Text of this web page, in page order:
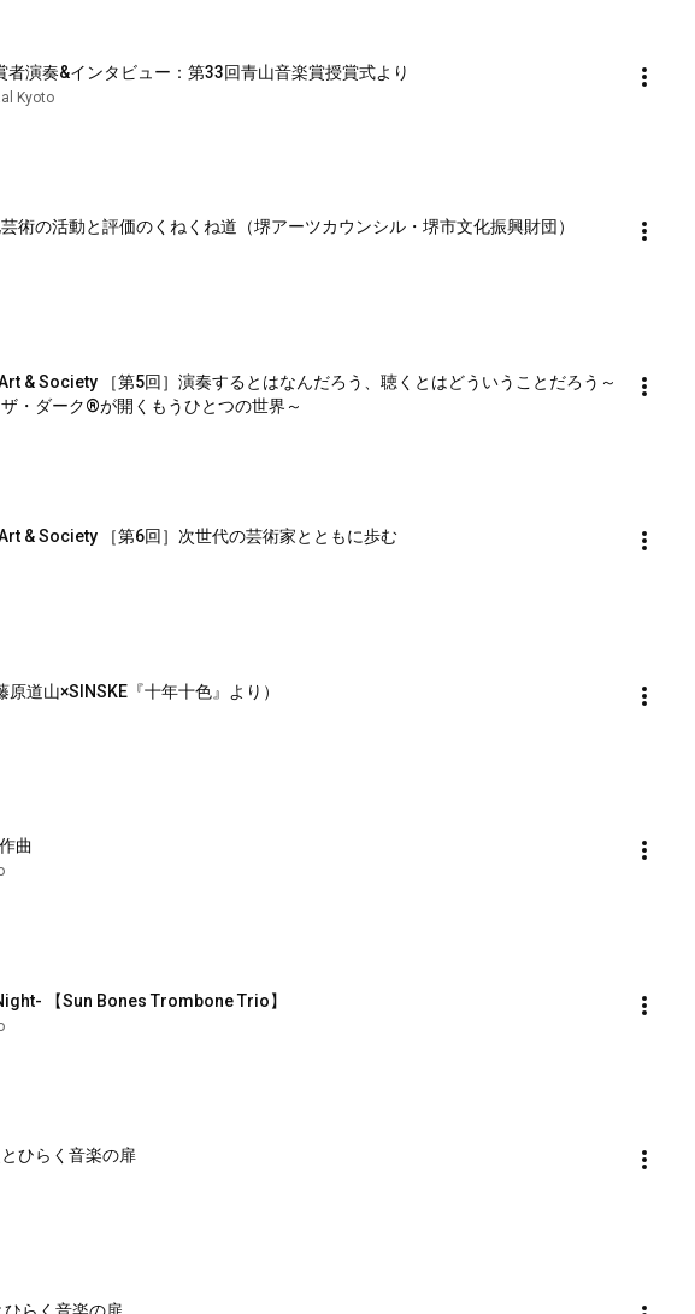
者演奏&インタビュー：第33回青山音楽賞授賞式より
Kyoto
術の活動と評価のくねくね道（堺アーツカウンシル・堺市文化振興財団）
& Society ［第5回］演奏するとはなんだろう、聴くとはどういうことだろう～
・ダーク®が開くもうひとつの世界～
& Society ［第6回］次世代の芸術家とともに歩む
道山×SINSKE『十年十色』より）
曲
【Sun Bones Trombone Trio】
ひらく音楽の扉
ひらく音楽の扉